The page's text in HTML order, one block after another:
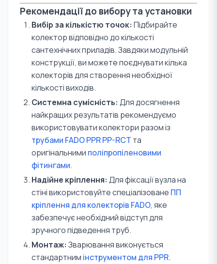
Рекомендації до вибору та установки
Вибір за кількістю точок: Підбирайте
колектор відповідно до кількості
сантехнічних приладів. Завдяки модульній
конструкції, ви можете поєднувати кілька
колекторів для створення необхідної
кількості виходів.
Системна сумісність: Для досягнення
найкращих результатів рекомендуємо
використовувати колектори разом із
трубами FADO PPR PP-RCT та
оригінальними поліпропіленовими
фітингами.
Надійне кріплення: Для фіксації вузла на
стіні використовуйте спеціалізоване ПП
кріплення для колекторів FADO, яке
забезпечує необхідний відступ для
зручного підведення труб.
Монтаж: Зварювання виконується
стандартним інструментом для PPR.